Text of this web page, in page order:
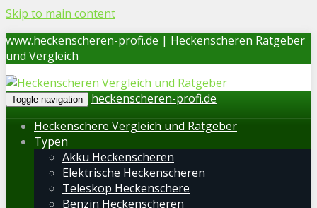
Skip to main content
www.heckenscheren-profi.de | Heckenscheren Ratgeber
und Vergleich
Toggle navigation
heckenscheren-profi.de
Heckenschere Vergleich und Ratgeber
Typen
Akku Heckenscheren
Elektrische Heckenscheren
Teleskop Heckenschere
Benzin Heckenscheren